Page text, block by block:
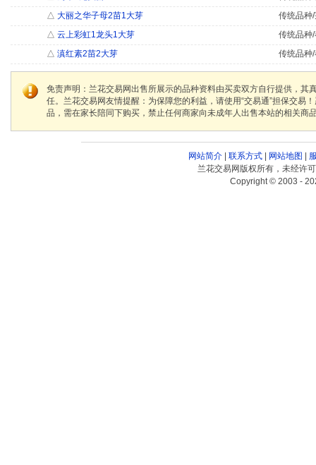
△ 大丽之华子母2苗1大芽
传统品种
△ 云上彩虹1龙头1大芽
传统品种
△ 滇红素2苗2大芽 传统品种
免责声明：兰花交易网出售所展示的品种资料由买卖双方自行提供，
任。兰花交易网友情提醒：为保障您的利益，请使用“交易通”担保交
品，需在家长陪同下购买，禁止任何商家向未成年人出售本站的相关商
网站简介| 联系方式| 网站地图
兰花交易网版权所有，未经许
Copyright © 2003 -